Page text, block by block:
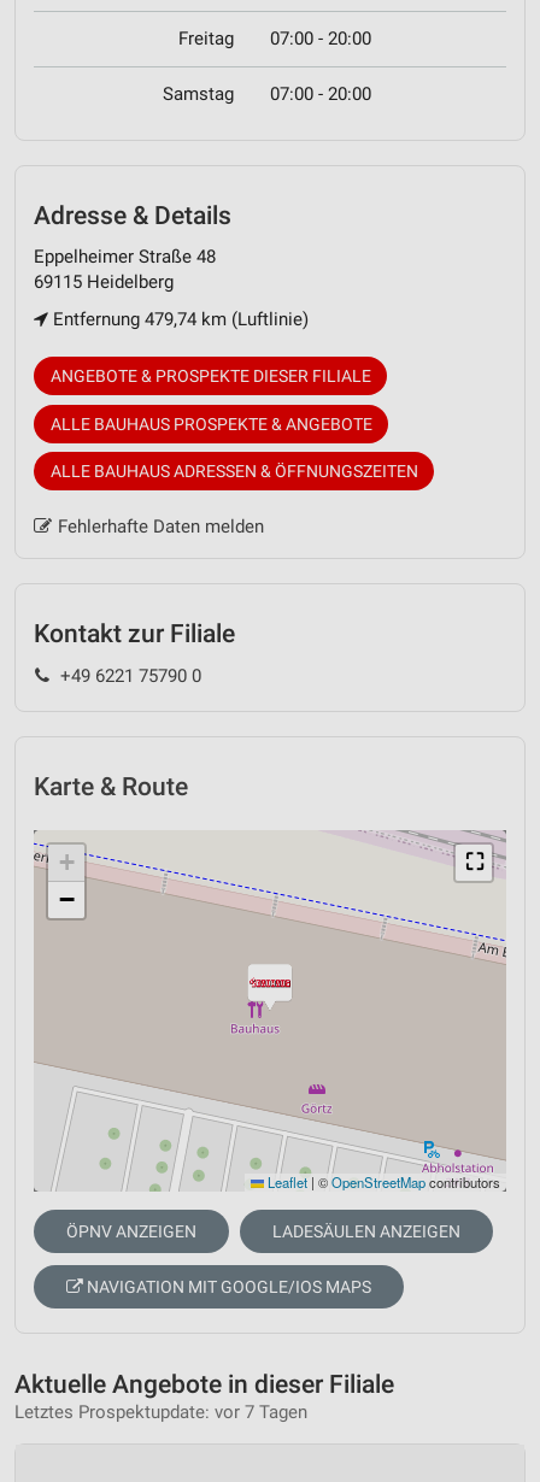
Freitag 07:00 - 20:00
Samstag 07:00 - 20:00
Adresse & Details
Eppelheimer Straße 48
69115 Heidelberg
Entfernung 479,74 km (Luftlinie)
ANGEBOTE & PROSPEKTE DIESER FILIALE
ALLE BAUHAUS PROSPEKTE & ANGEBOTE
ALLE BAUHAUS ADRESSEN & ÖFFNUNGSZEITEN
Fehlerhafte Daten melden
Kontakt zur Filiale
+49 6221 75790 0
Karte & Route
⛶
+
−
Leaflet | ©OpenStreetMapcontributors
ÖPNV ANZEIGEN LADESÄULEN ANZEIGEN
NAVIGATION MIT GOOGLE/IOS MAPS
Aktuelle Angebote in dieser Filiale
Letztes Prospektupdate: vor 7 Tagen